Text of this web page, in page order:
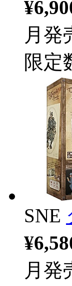
月発
限定
SNE
月発